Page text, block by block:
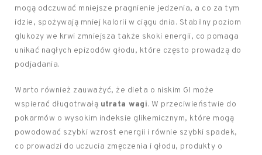
mogą odczuwać mniejsze pragnienie jedzenia, a co za tym
idzie, spożywają mniej kalorii w ciągu dnia. Stabilny poziom
glukozy we krwi zmniejsza także skoki energii, co pomaga
unikać nagłych epizodów głodu, które często prowadzą do
podjadania.
Warto również zauważyć, że dieta o niskim GI może
wspierać długotrwałą utrata wagi. W przeciwieństwie do
pokarmów o wysokim indeksie glikemicznym, które mogą
powodować szybki wzrost energii i równie szybki spadek,
co prowadzi do uczucia zmęczenia i głodu, produkty o